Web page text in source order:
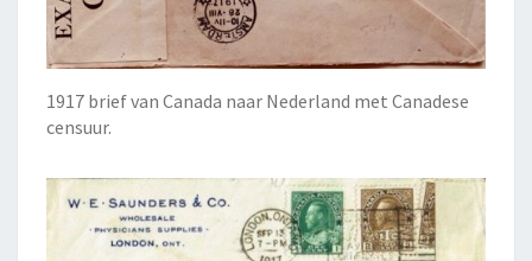
1917 brief van Canada naar Nederland met Canadese
censuur.